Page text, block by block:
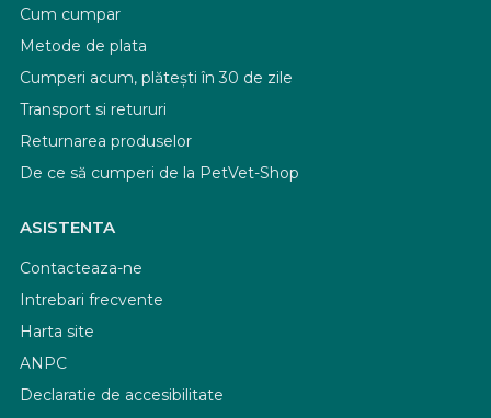
Cum cumpar
Metode de plata
Cumperi acum, plătești în 30 de zile
Transport si retururi
Returnarea produselor
De ce să cumperi de la PetVet-Shop
ASISTENTA
Contacteaza-ne
Intrebari frecvente
Harta site
ANPC
Declaratie de accesibilitate